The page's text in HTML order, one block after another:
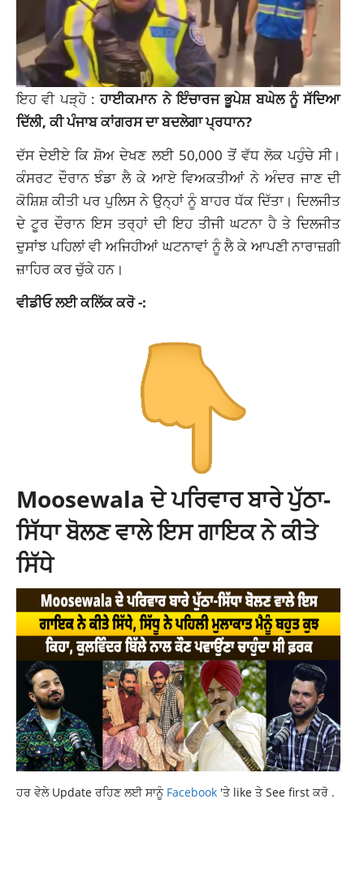
ਇਹ ਵੀ ਪੜ੍ਹੋ :ਹਾਈਕਮਾਨ ਨੇ ਇੰਚਾਰਜ ਭੂਪੇਸ਼ ਬਘੇਲ ਨੂੰ ਸੱਦਿਆ
ਦਿੱਲੀ, ਕੀ ਪੰਜਾਬ ਕਾਂਗਰਸ ਦਾ ਬਦਲੇਗਾ ਪ੍ਰਧਾਨ?
ਦੱਸ ਦੇਈਏ ਕਿ ਸ਼ੋਅ ਦੇਖਣ ਲਈ 50,000 ਤੋਂ ਵੱਧ ਲੋਕ ਪਹੁੰਚੇ ਸੀ।
ਕੰਸਰਟ ਦੌਰਾਨ ਝੰਡਾ ਲੈ ਕੇ ਆਏ ਵਿਅਕਤੀਆਂ ਨੇ ਅੰਦਰ ਜਾਣ ਦੀ
ਕੋਸ਼ਿਸ਼ ਕੀਤੀ ਪਰ ਪੁਲਿਸ ਨੇ ਉਨ੍ਹਾਂ ਨੂੰ ਬਾਹਰ ਧੱਕ ਦਿੱਤਾ। ਦਿਲਜੀਤ
ਦੇ ਟੂਰ ਦੌਰਾਨ ਇਸ ਤਰ੍ਹਾਂ ਦੀ ਇਹ ਤੀਜੀ ਘਟਨਾ ਹੈ ਤੇ ਦਿਲਜੀਤ
ਦੁਸਾਂਝ ਪਹਿਲਾਂ ਵੀ ਅਜਿਹੀਆਂ ਘਟਨਾਵਾਂ ਨੂੰ ਲੈ ਕੇ ਆਪਣੀ ਨਾਰਾਜ਼ਗੀ
ਜ਼ਾਹਿਰ ਕਰ ਚੁੱਕੇ ਹਨ।
ਵੀਡੀਓ ਲਈ ਕਲਿੱਕ ਕਰੋ -:
Moosewala ਦੇ ਪਰਿਵਾਰ ਬਾਰੇ ਪੁੱਠਾ-
ਸਿੱਧਾ ਬੋਲਣ ਵਾਲੇ ਇਸ ਗਾਇਕ ਨੇ ਕੀਤੇ
ਸਿੱਧੇ
ਹਰ ਵੇਲੇ Update ਰਹਿਣ ਲਈ ਸਾਨੂੰ Facebook 'ਤੇ like ਤੇ See first ਕਰੋ .